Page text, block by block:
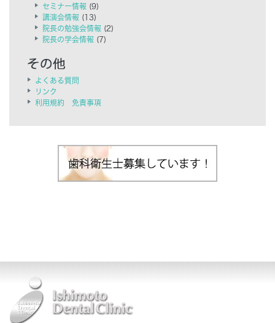
セミナー情報 (9)
講演会情報 (13)
院長の勉強会情報 (2)
院長の学会情報 (7)
よくある質問
リンク
利用規約 免責事項